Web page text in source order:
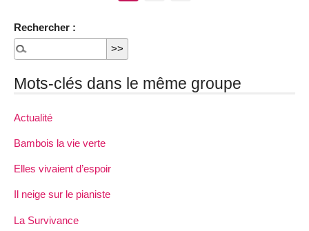
Rechercher :
Mots-clés dans le même groupe
Actualité
Bambois la vie verte
Elles vivaient d’espoir
Il neige sur le pianiste
La Survivance